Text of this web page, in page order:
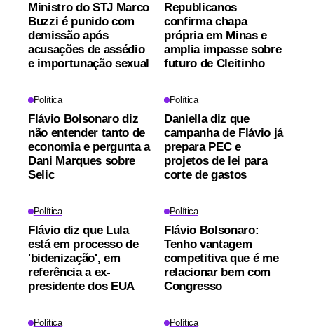
Ministro do STJ Marco
Buzzi é punido com
demissão após
acusações de assédio
e importunação sexual
Republicanos
confirma chapa
própria em Minas e
amplia impasse sobre
futuro de Cleitinho
Política
Flávio Bolsonaro diz
não entender tanto de
economia e pergunta a
Dani Marques sobre
Selic
Política
Daniella diz que
campanha de Flávio já
prepara PEC e
projetos de lei para
corte de gastos
Política
Flávio diz que Lula
está em processo de
'bidenização', em
referência a ex-
presidente dos EUA
Política
Flávio Bolsonaro:
Tenho vantagem
competitiva que é me
relacionar bem com
Congresso
Política Política